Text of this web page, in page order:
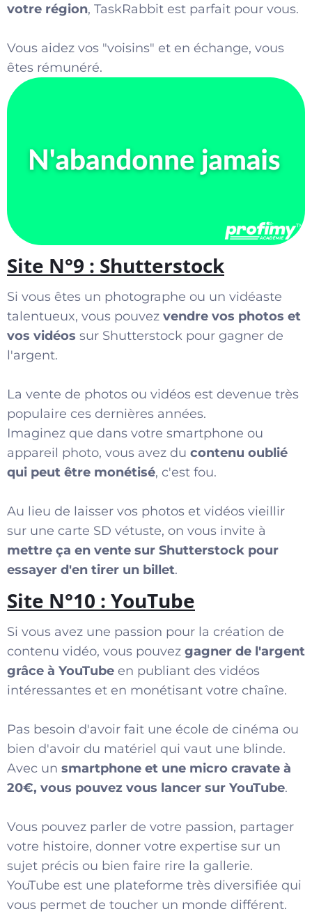
votre région, TaskRabbit est parfait pour vous.
Vous aidez vos "voisins" et en échange, vous
êtes rémunéré.
Site N°9 : Shutterstock
Si vous êtes un photographe ou un vidéaste
talentueux, vous pouvez vendre vos photos et
vos vidéos sur Shutterstock pour gagner de
l'argent.
La vente de photos ou vidéos est devenue très
populaire ces dernières années.
Imaginez que dans votre smartphone ou
appareil photo, vous avez du contenu oublié
qui peut être monétisé, c'est fou.
Au lieu de laisser vos photos et vidéos vieillir
sur une carte SD vétuste, on vous invite à
mettre ça en vente sur Shutterstock pour
essayer d'en tirer un billet.
Site N°10 : YouTube
Si vous avez une passion pour la création de
contenu vidéo, vous pouvez gagner de l'argent
grâce à YouTube en publiant des vidéos
intéressantes et en monétisant votre chaîne.
Pas besoin d'avoir fait une école de cinéma ou
bien d'avoir du matériel qui vaut une blinde.
Avec un smartphone et une micro cravate à
20€, vous pouvez vous lancer sur YouTube.
Vous pouvez parler de votre passion, partager
votre histoire, donner votre expertise sur un
sujet précis ou bien faire rire la gallerie.
YouTube est une plateforme très diversifiée qui
vous permet de toucher un monde différent.